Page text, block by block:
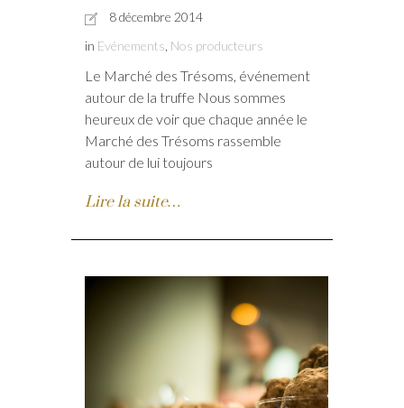
8 décembre 2014
in Evénements, Nos producteurs
Le Marché des Trésoms, événement
autour de la truffe Nous sommes
heureux de voir que chaque année le
Marché des Trésoms rassemble
autour de lui toujours
Lire la suite…